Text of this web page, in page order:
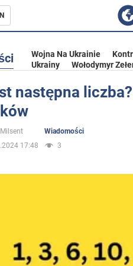
Wojna Na Ukrainie
Ukrainy
Wołodymyr
następna
Wiadomości
17:48
3